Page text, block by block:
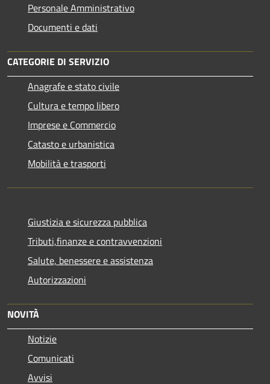
Personale Amministrativo
Documenti e dati
CATEGORIE DI SERVIZIO
Anagrafe e stato civile
Cultura e tempo libero
Imprese e Commercio
Catasto e urbanistica
Mobilità e trasporti
Giustizia e sicurezza pubblica
Tributi,finanze e contravvenzioni
Salute, benessere e assistenza
Autorizzazioni
NOVITÀ
Notizie
Comunicati
Avvisi